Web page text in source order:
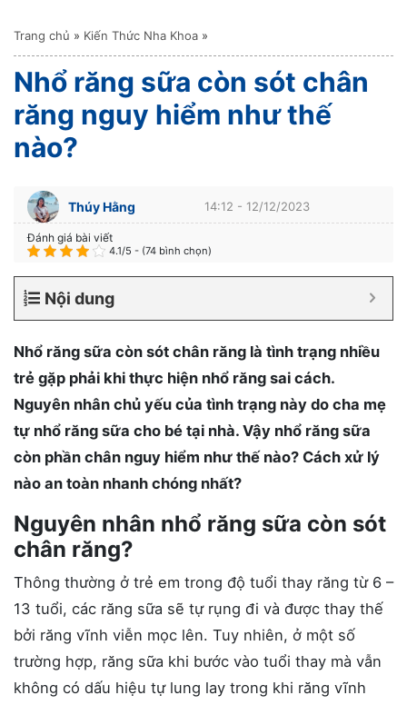
Trang chủ » Kiến Thức Nha Khoa »
Nhổ răng sữa còn sót chân
răng nguy hiểm như thế
nào?
Thúy Hằng 14:12 - 12/12/2023
Đánh giá bài viết
4.1/5 - (74 bình chọn)
Nội dung
Nhổ răng sữa còn sót chân răng là tình trạng nhiều
trẻ gặp phải khi thực hiện nhổ răng sai cách.
Nguyên nhân chủ yếu của tình trạng này do cha mẹ
tự nhổ răng sữa cho bé tại nhà. Vậy nhổ răng sữa
còn phần chân nguy hiểm như thế nào? Cách xử lý
nào an toàn nhanh chóng nhất?
Nguyên nhân nhổ răng sữa còn sót
chân răng?
Thông thường ở trẻ em trong độ tuổi thay răng từ 6 –
13 tuổi, các răng sữa sẽ tự rụng đi và được thay thế
bởi răng vĩnh viễn mọc lên. Tuy nhiên, ở một số
trường hợp, răng sữa khi bước vào tuổi thay mà vẫn
không có dấu hiệu tự lung lay trong khi răng vĩnh